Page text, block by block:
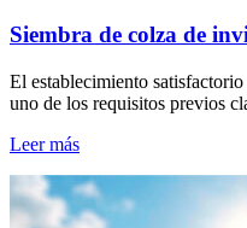
Siembra de colza de
El establecimiento
uno de los requisitos previos
Leer más